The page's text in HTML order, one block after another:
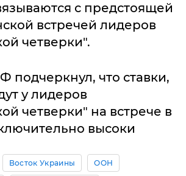
с предстоящей
встречей лидеров
четверки".
подчеркнул, что ставки,
у лидеров
четверки" на встрече в
высоки
Восток Украины ООН